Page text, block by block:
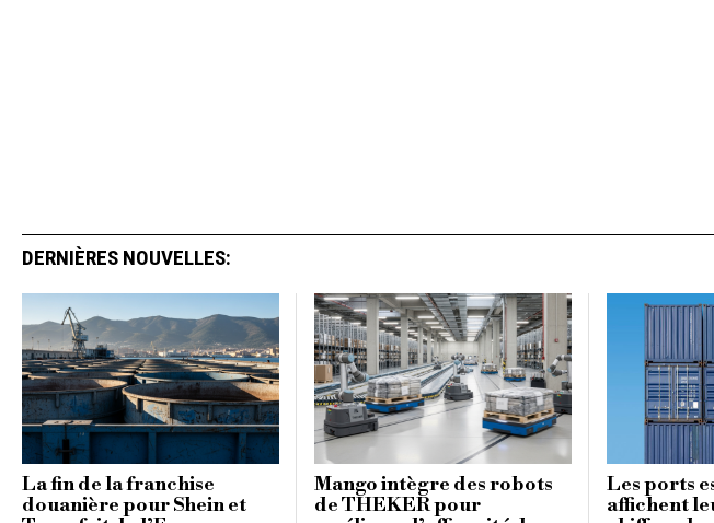
DERNIÈRES NOUVELLES:
La fin de la franchise
douanière pour Shein et
Mango intègre des robots
de THEKER pour
Les ports
affichent